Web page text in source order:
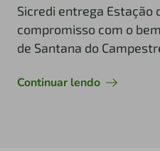
Sicredi entrega Estação
compromisso com o
de Santana do
Continuar lendo